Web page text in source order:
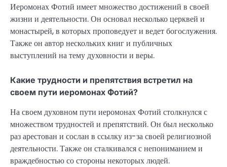
Иеромонах Фотий имеет множество достижений в своей
жизни и деятельности. Он основал несколько церквей и
монастырей, в которых проповедует и ведет богослужения.
Также он автор нескольких книг и публичных
выступлений на тему духовности и веры.
Какие трудности и препятствия встретил на
своем пути иеромонах Фотий?
На своем духовном пути иеромонах Фотий столкнулся с
множеством трудностей и препятствий. Он был несколько
раз арестован и сослан в ссылку из-за своей религиозной
деятельности. Также он сталкивался с непониманием и
враждебностью со стороны некоторых людей.